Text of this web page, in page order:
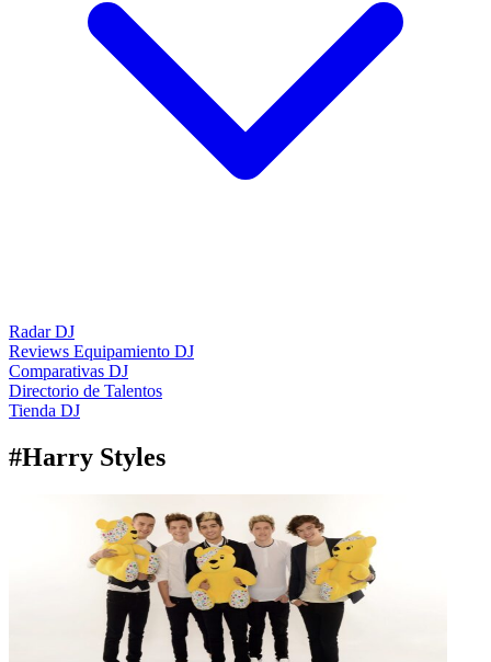
Radar DJ
Reviews Equipamiento DJ
Comparativas DJ
Directorio de Talentos
Tienda DJ
#Harry Styles